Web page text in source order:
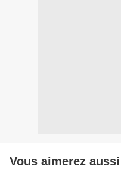
Vous aimerez aussi